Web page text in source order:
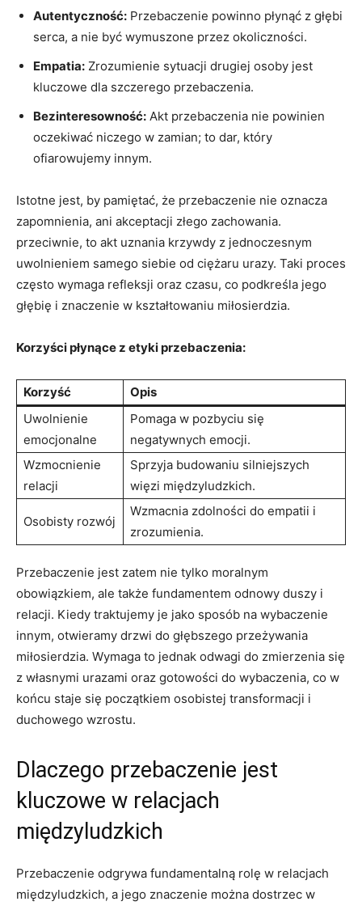
Autentyczność: Przebaczenie powinno płynąć z głębi⁢
serca, a nie być wymuszone przez ⁢okoliczności.
Empatia: Zrozumienie⁢ sytuacji drugiej osoby jest
⁢kluczowe​ dla szczerego przebaczenia.
Bezinteresowność: Akt przebaczenia nie powinien
oczekiwać niczego w zamian; to dar, który
‍ofiarowujemy innym.
Istotne⁤ jest, by ‍pamiętać,⁣ że przebaczenie nie oznacza
zapomnienia, ani akceptacji⁤ złego zachowania.
przeciwnie, to akt uznania krzywdy z jednoczesnym
uwolnieniem samego siebie od⁢ ciężaru⁣ urazy. ‌Taki proces
często wymaga refleksji⁢ oraz czasu, ‌co ⁤podkreśla jego
głębię‌ i znaczenie‍ w​ kształtowaniu ⁢miłosierdzia.
Korzyści płynące z etyki przebaczenia:
Korzyść
Opis
Uwolnienie
emocjonalne
Pomaga w pozbyciu się
negatywnych emocji.
Wzmocnienie
relacji
Sprzyja budowaniu silniejszych
więzi⁤ międzyludzkich.
Osobisty rozwój
Wzmacnia zdolności do empatii i
zrozumienia.
Przebaczenie jest zatem nie tylko moralnym
obowiązkiem,‌ ale także fundamentem odnowy duszy i​
relacji. Kiedy traktujemy je jako sposób na wybaczenie
innym, otwieramy ⁣drzwi do głębszego przeżywania
miłosierdzia. Wymaga to jednak odwagi do zmierzenia ⁣się‍
z własnymi urazami oraz gotowości do wybaczenia, co ⁢w⁤
końcu staje się początkiem⁢ osobistej transformacji⁣ i
duchowego wzrostu.
Dlaczego przebaczenie jest
kluczowe w relacjach
międzyludzkich
Przebaczenie odgrywa fundamentalną rolę w ‌relacjach
międzyludzkich,‍ a jego znaczenie można dostrzec‌ w‌